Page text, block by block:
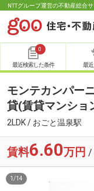
NTTグループ運営の不動産総合
0
最近検索した条件 最
モンテカンパー
貸(賃貸マンショ
2LDK / おごと温泉駅
賃料6.60万円 /
1 /14